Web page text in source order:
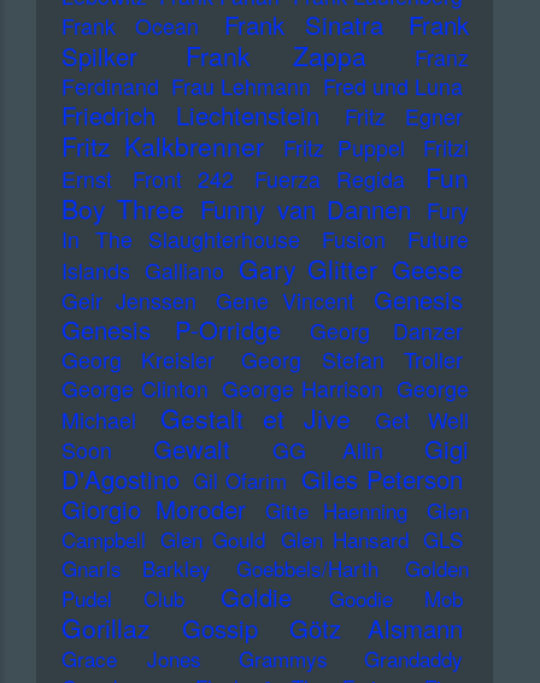
Frank Ocean
Frank Sinatra
Frank
Spilker
Frank Zappa
Franz
Ferdinand Frau Lehmann Fred und Luna
Friedrich Liechtenstein Fritz Egner
Fritz Kalkbrenner Fritz Puppel
Fritzi
Ernst
Front 242 Fuerza Regida
Fun
Boy Three Funny van Dannen Fury
In The Slaughterhouse
Fusion
Future
Islands Galliano Gary Glitter Geese
Geir Jenssen Gene Vincent
Genesis
Genesis P-Orridge
Georg Danzer
Georg Kreisler
Georg Stefan Troller
George Clinton George Harrison George
Michael
Gestalt et Jive
Get Well
Soon
Gewalt GG Allin
Gigi
D'Agostino Gil Ofarim Giles Peterson
Giorgio Moroder
Gitte Haenning
Glen
Campbell Glen Gould Glen Hansard GLS
Gnarls Barkley
Goebbels/Harth
Golden
Pudel Club
Goldie Goodie Mob
Gorillaz Gossip Götz Alsmann
Grace Jones Grammys
Grandaddy